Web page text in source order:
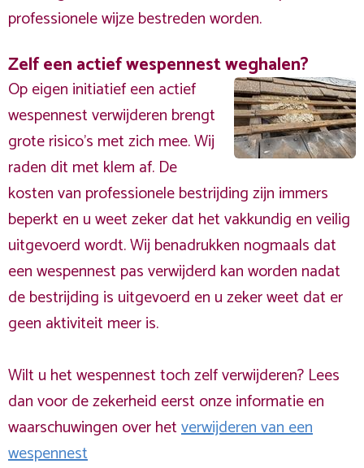
professionele wijze bestreden worden.
Zelf een actief wespennest weghalen?
Op eigen initiatief een actief
wespennest verwijderen brengt
grote risico’s met zich mee. Wij
raden dit met klem af. De
kosten van professionele bestrijding zijn immers
beperkt en u weet zeker dat het vakkundig en veilig
uitgevoerd wordt. Wij benadrukken nogmaals dat
een wespennest pas verwijderd kan worden nadat
de bestrijding is uitgevoerd en u zeker weet dat er
geen aktiviteit meer is.
Wilt u het wespennest toch zelf verwijderen? Lees
dan voor de zekerheid eerst onze informatie en
waarschuwingen over hetverwijderen van een
wespennest